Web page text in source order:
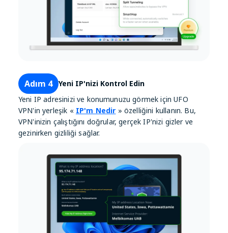
Adım 4
Yeni IP'nizi Kontrol Edin
Yeni IP adresinizi ve konumunuzu görmek için UFO
VPN'in yerleşik « IP'm Nedir » özelliğini kullanın. Bu,
VPN'inizin çalıştığını doğrular, gerçek IP'nizi gizler ve
gezinirken gizliliği sağlar.